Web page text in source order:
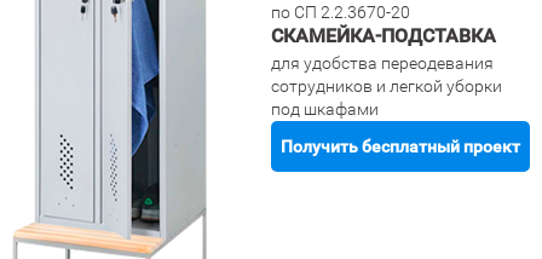
по СП 2.2.3670-20
СКАМЕЙКА-ПОДСТАВКА
для удобства переодевания
сотрудников и легкой уборки
под шкафами
Получить бесплатный проект